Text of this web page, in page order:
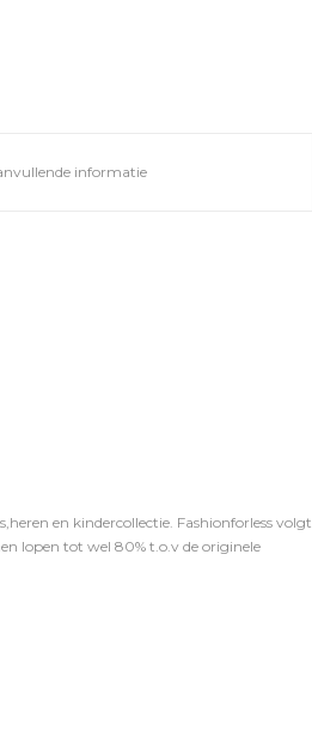
informatie
en kindercollectie. Fashionforless volgt
lopen tot wel 80% t.o.v de originele